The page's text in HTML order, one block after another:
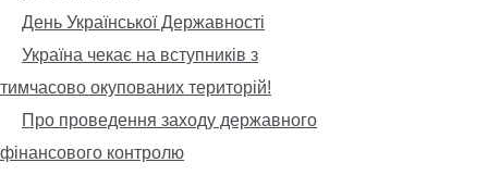
День Української Державності
Україна чекає на вступників з
тимчасово окупованих територій!
Про проведення заходу державного
фінансового контролю